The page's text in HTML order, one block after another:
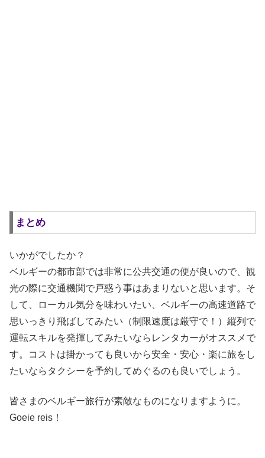
まとめ
いかがでしたか？
ベルギーの都市部では非常に公共交通の便が良いので、観
光の際に交通機関で戸惑う事はあまりないと思います。そ
して、ローカル気分を味わいたい、ベルギーの高速道路で
思いっきり飛ばしてみたい（制限速度は厳守で！）縦列で
運転スキルを発揮してみたいならレンタカーがオススメで
す。コストは掛かっても良いから安全・安心・楽に旅をし
たいならタクシーを予約してめぐるのも良いでしょう。
皆さまのベルギー旅行が素敵なものになりますように。
Goeie reis！